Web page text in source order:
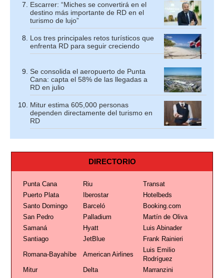
Escarrer: “Miches se convertirá en el
destino más importante de RD en el
turismo de lujo”
Los tres principales retos turísticos que
enfrenta RD para seguir creciendo
Se consolida el aeropuerto de Punta
Cana: capta el 58% de las llegadas a
RD en julio
Mitur estima 605,000 personas
dependen directamente del turismo en
RD
DIRECTORIO
Punta Cana Riu
Transat
Puerto Plata
Iberostar
Hotelbeds
Santo Domingo
Barceló
Booking.com
San Pedro
Palladium
Martín de Oliva
Samaná
Hyatt
Luis Abinader
Santiago
JetBlue Frank Rainieri
Romana-Bayahíbe American Airlines
Luis Emilio
Rodríguez
Mitur
Delta
Marranzini